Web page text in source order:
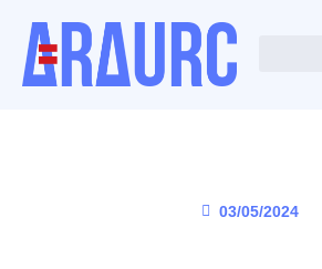
03/05/2024